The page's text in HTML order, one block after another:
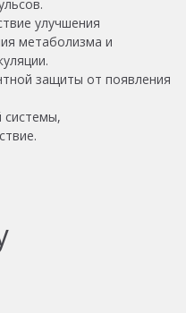
улучшения
метаболизма и
защиты от появления
системы,